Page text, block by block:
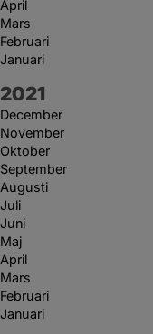
April
Mars
Februari
Januari
År:
2021
December
November
Oktober
September
Augusti
Juli
Juni
Maj
April
Mars
Februari
Januari